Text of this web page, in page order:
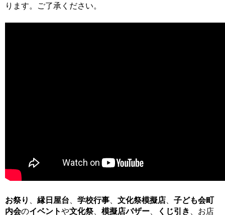
ります。ご了承ください。
お祭り 、 縁日屋台、 学校行事、 文化祭模擬店、 子ども会町
内会のイベントや文化祭、 模擬店バザー、 くじ引き 、お店